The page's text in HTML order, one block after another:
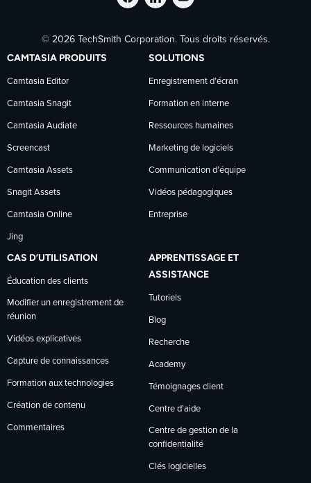
Suivre
TechSmith
sur
Facebook
Suivre
TechSmith
sur
LinkedIn
Suivre
TechSmith
sur
YouTube
© 2026 TechSmith Corporation. Tous droits réservés.
CAMTASIA PRODUITS
Camtasia Editor
Camtasia Snagit
Camtasia Audiate
Screencast
Camtasia Assets
Snagit Assets
Camtasia Online
Jing
SOLUTIONS
Enregistrement d’écran
Formation en interne
Ressources humaines
Marketing de logiciels
Communication d’équipe
Vidéos pédagogiques
Entreprise
CAS D’UTILISATION
Éducation des clients
Modifier un enregistrement de
réunion
Vidéos explicatives
Capture de connaissances
Formation aux technologies
Création de contenu
Commentaires
APPRENTISSAGE ET
ASSISTANCE
Tutoriels
Blog
Recherche
Academy
Témoignages client
Centre d’aide
Centre de gestion de la
confidentialité
Clés logicielles